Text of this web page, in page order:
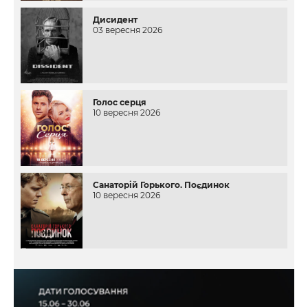
Дисидент
03 вересня 2026
Голос серця
10 вересня 2026
Санаторій Горького. Поєдинок
10 вересня 2026